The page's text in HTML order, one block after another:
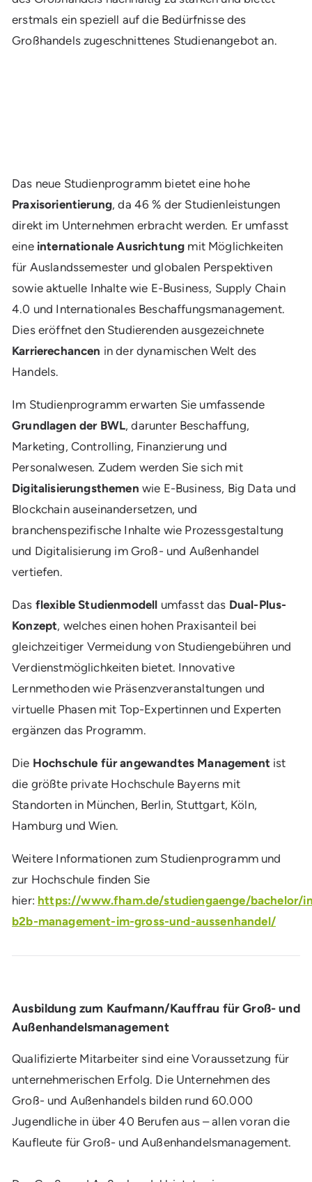
erstmals ein speziell auf die Bedürfnisse des
Großhandels zugeschnittenes Studienangebot an.
Das neue Studienprogramm bietet eine hohe
Praxisorientierung, da 46 % der Studienleistungen
direkt im Unternehmen erbracht werden. Er umfasst
eine internationale Ausrichtung mit Möglichkeiten
für Auslandssemester und globalen Perspektiven
sowie aktuelle Inhalte wie E-Business, Supply Chain
4.0 und Internationales Beschaffungsmanagement.
Dies eröffnet den Studierenden ausgezeichnete
Karrierechancen in der dynamischen Welt des
Handels.
Im Studienprogramm erwarten Sie umfassende
Grundlagen der BWL, darunter Beschaffung,
Marketing, Controlling, Finanzierung und
Personalwesen. Zudem werden Sie sich mit
Digitalisierungsthemen wie E-Business, Big Data und
Blockchain auseinandersetzen, und
branchenspezifische Inhalte wie Prozessgestaltung
und Digitalisierung im Groß- und Außenhandel
vertiefen.
Das flexible Studienmodell umfasst das Dual-Plus-
Konzept, welches einen hohen Praxisanteil bei
gleichzeitiger Vermeidung von Studiengebühren und
Verdienstmöglichkeiten bietet. Innovative
Lernmethoden wie Präsenzveranstaltungen und
virtuelle Phasen mit Top-Expertinnen und Experten
ergänzen das Programm.
Die Hochschule für angewandtes Management ist
die größte private Hochschule Bayerns mit
Standorten in München, Berlin, Stuttgart, Köln,
Hamburg und Wien.
Weitere Informationen zum Studienprogramm und
zur Hochschule finden Sie
hier: https://www.fham.de/studiengaenge/bachelor/
b2b-management-im-gross-und-aussenhandel/
Ausbildung zum Kaufmann/Kauffrau für Groß- und
Außenhandelsmanagement
Qualifizierte Mitarbeiter sind eine Voraussetzung für
unternehmerischen Erfolg. Die Unternehmen des
Groß- und Außenhandels bilden rund 60.000
Jugendliche in über 40 Berufen aus – allen voran die
Kaufleute für Groß- und Außenhandelsmanagement.